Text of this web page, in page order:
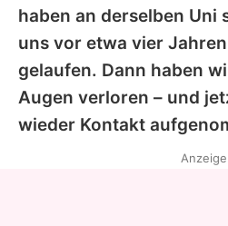
Utiq
haben an derselben Uni
uns vor etwa vier
gelaufen. Dann haben
Augen verloren – und
wieder Kontakt
Anzeige